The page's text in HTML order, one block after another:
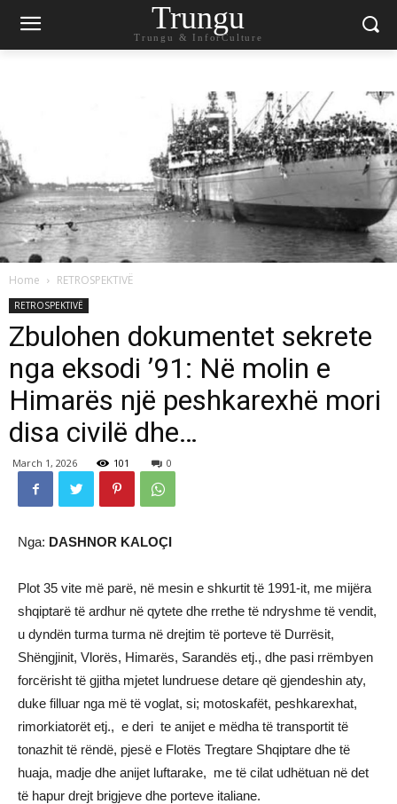
Trungu
Trungu & InforCulture
Home RETROSPEKTIVË
RETROSPEKTIVË
Zbulohen dokumentet sekrete
nga eksodi ’91: Në molin e
Himarës një peshkarexhë mori
disa civilë dhe…
March 1, 2026 101 0
Nga: DASHNOR KALOÇI
Plot 35 vite më parë, në mesin e shkurtit të 1991-it, me mijëra
shqiptarë të ardhur në qytete dhe rrethe të ndryshme të vendit,
u dyndën turma turma në drejtim të porteve të Durrësit,
Shëngjinit, Vlorës, Himarës, Sarandës etj., dhe pasi rrëmbyen
forcërisht të gjitha mjetet lundruese detare që gjendeshin aty,
duke filluar nga më të voglat, si; motoskafët, peshkarexhat,
rimorkiatorët etj., e deri te anijet e mëdha të transportit të
tonazhit të rëndë, pjesë e Flotës Tregtare Shqiptare dhe të
huaja, madje dhe anijet luftarake, me të cilat udhëtuan në det
të hapur drejt brigjeve dhe porteve italiane.